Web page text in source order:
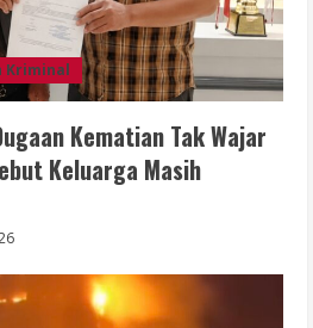
Kriminal
Kematian Tak Wajar
Keluarga Masih